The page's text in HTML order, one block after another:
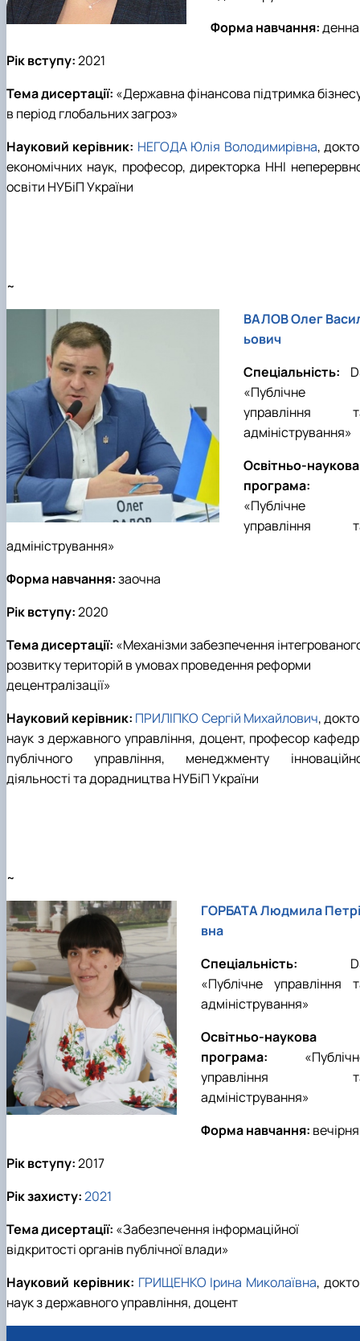
Форма навчання:денна
Рік вступу:2021
Тема дисертації: «Державна фінансова підтримка
в період глобальних загроз»
Науковий керівник: НЕГОДА Юлія Володимирівна,
економічних наук, професор, директорка ННІ
освіти НУБіП України
~
ВАЛОВ Олег
ьович
Спеціальність: D
«Публічне
управління
адміністрування»
Освітньо-наукова
програма:
«Публічне
управління
адміністрування»
Форма навчання:заочна
Рік вступу:2020
Тема дисертації: «Механізми забезпечення
розвитку територій в умовах проведення реформи
децентралізації»
Науковий керівник: ПРИЛІПКО Сергій Михайлович,
наук з державного управління, доцент, професор
публічного управління, менеджменту
діяльності та дорадництва НУБіП України
~
ГОРБАТА Людмила Петрі
вна
Спеціальність: D
«Публічне управління
адміністрування»
Освітньо-наукова
програма: «
управління
адміністрування»
Форма навчання: вечірня
Рік вступу:2017
Рік захисту:2021
Тема дисертації: «Забезпечення інформаційної
відкритості органів публічної влади»
Науковий керівник: ГРИЩЕНКО Ірина Миколаївна,
наук з державного управління, доцент